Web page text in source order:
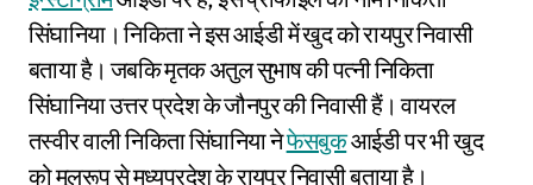
सिंघानिया। निकिता ने इस आईडी में खुद को रायपु​र निवासी
बताया है। जबकि मृतक अतुल सुभाष की पत्नी निकिता
सिंघानिया उत्तर प्रदेश के जौनपुर की निवासी हैं। वायरल
तस्वीर वाली निकिता सिंघानिया नेफेसबुकआईडी पर भी खुद
को मूलरूप से मध्यप्रदेश के रायपुर निवासी बताया है।